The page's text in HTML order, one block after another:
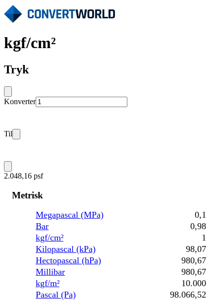
kgf/cm²
Tryk
Konverter
Til
2.048,16 psf
Metrisk
Megapascal (MPa)
0,1
Bar
0,98
kgf/cm²
1
Kilopascal (kPa)
98,07
Hectopascal (hPa)
980,67
Millibar
980,67
kgf/m²
10.000
Pascal (Pa)
98.066,52